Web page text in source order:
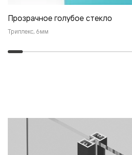
Прозрачное голубое стекло
Триплекс, 6мм